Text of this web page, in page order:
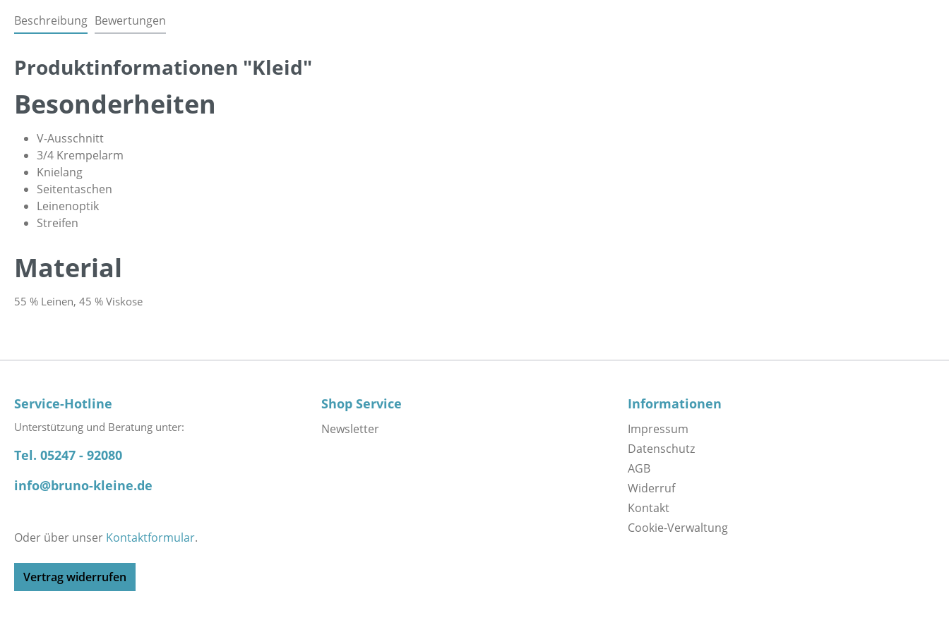
Beschreibung Bewertungen
Produktinformationen "Kleid"
Besonderheiten
V-Ausschnitt
3/4 Krempelarm
Knielang
Seitentaschen
Leinenoptik
Streifen
Material
55 % Leinen, 45 % Viskose
Service-Hotline
Unterstützung und Beratung unter:
Tel. 05247 - 92080
info@bruno-kleine.de
Oder über unser Kontaktformular.
Vertrag widerrufen
Shop Service
Newsletter
Informationen
Impressum
Datenschutz
AGB
Widerruf
Kontakt
Cookie-Verwaltung